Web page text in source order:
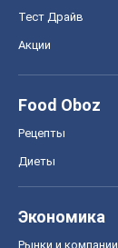
Тест Драйв
Акции
Food Oboz
Рецепты
Диеты
Экономика
Рынки и компании